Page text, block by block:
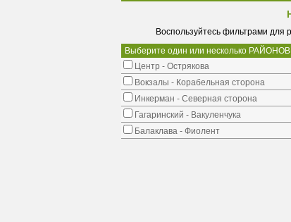
Воспользуйтесь фильтрами
Выберите один или несколько
Центр - Острякова
Вокзалы - Корабельная сторона
Инкерман - Северная сторона
Гагаринский - Вакуленчука
Балаклава - Фиолент